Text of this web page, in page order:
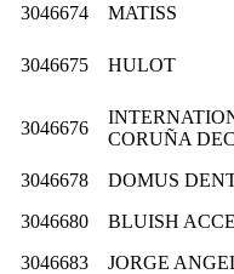
3046674
MATISS
3046675 HULOT
3046676
CORUÑA
3046678 DOMUS
3046680
BLUISH
3046683
JORGE